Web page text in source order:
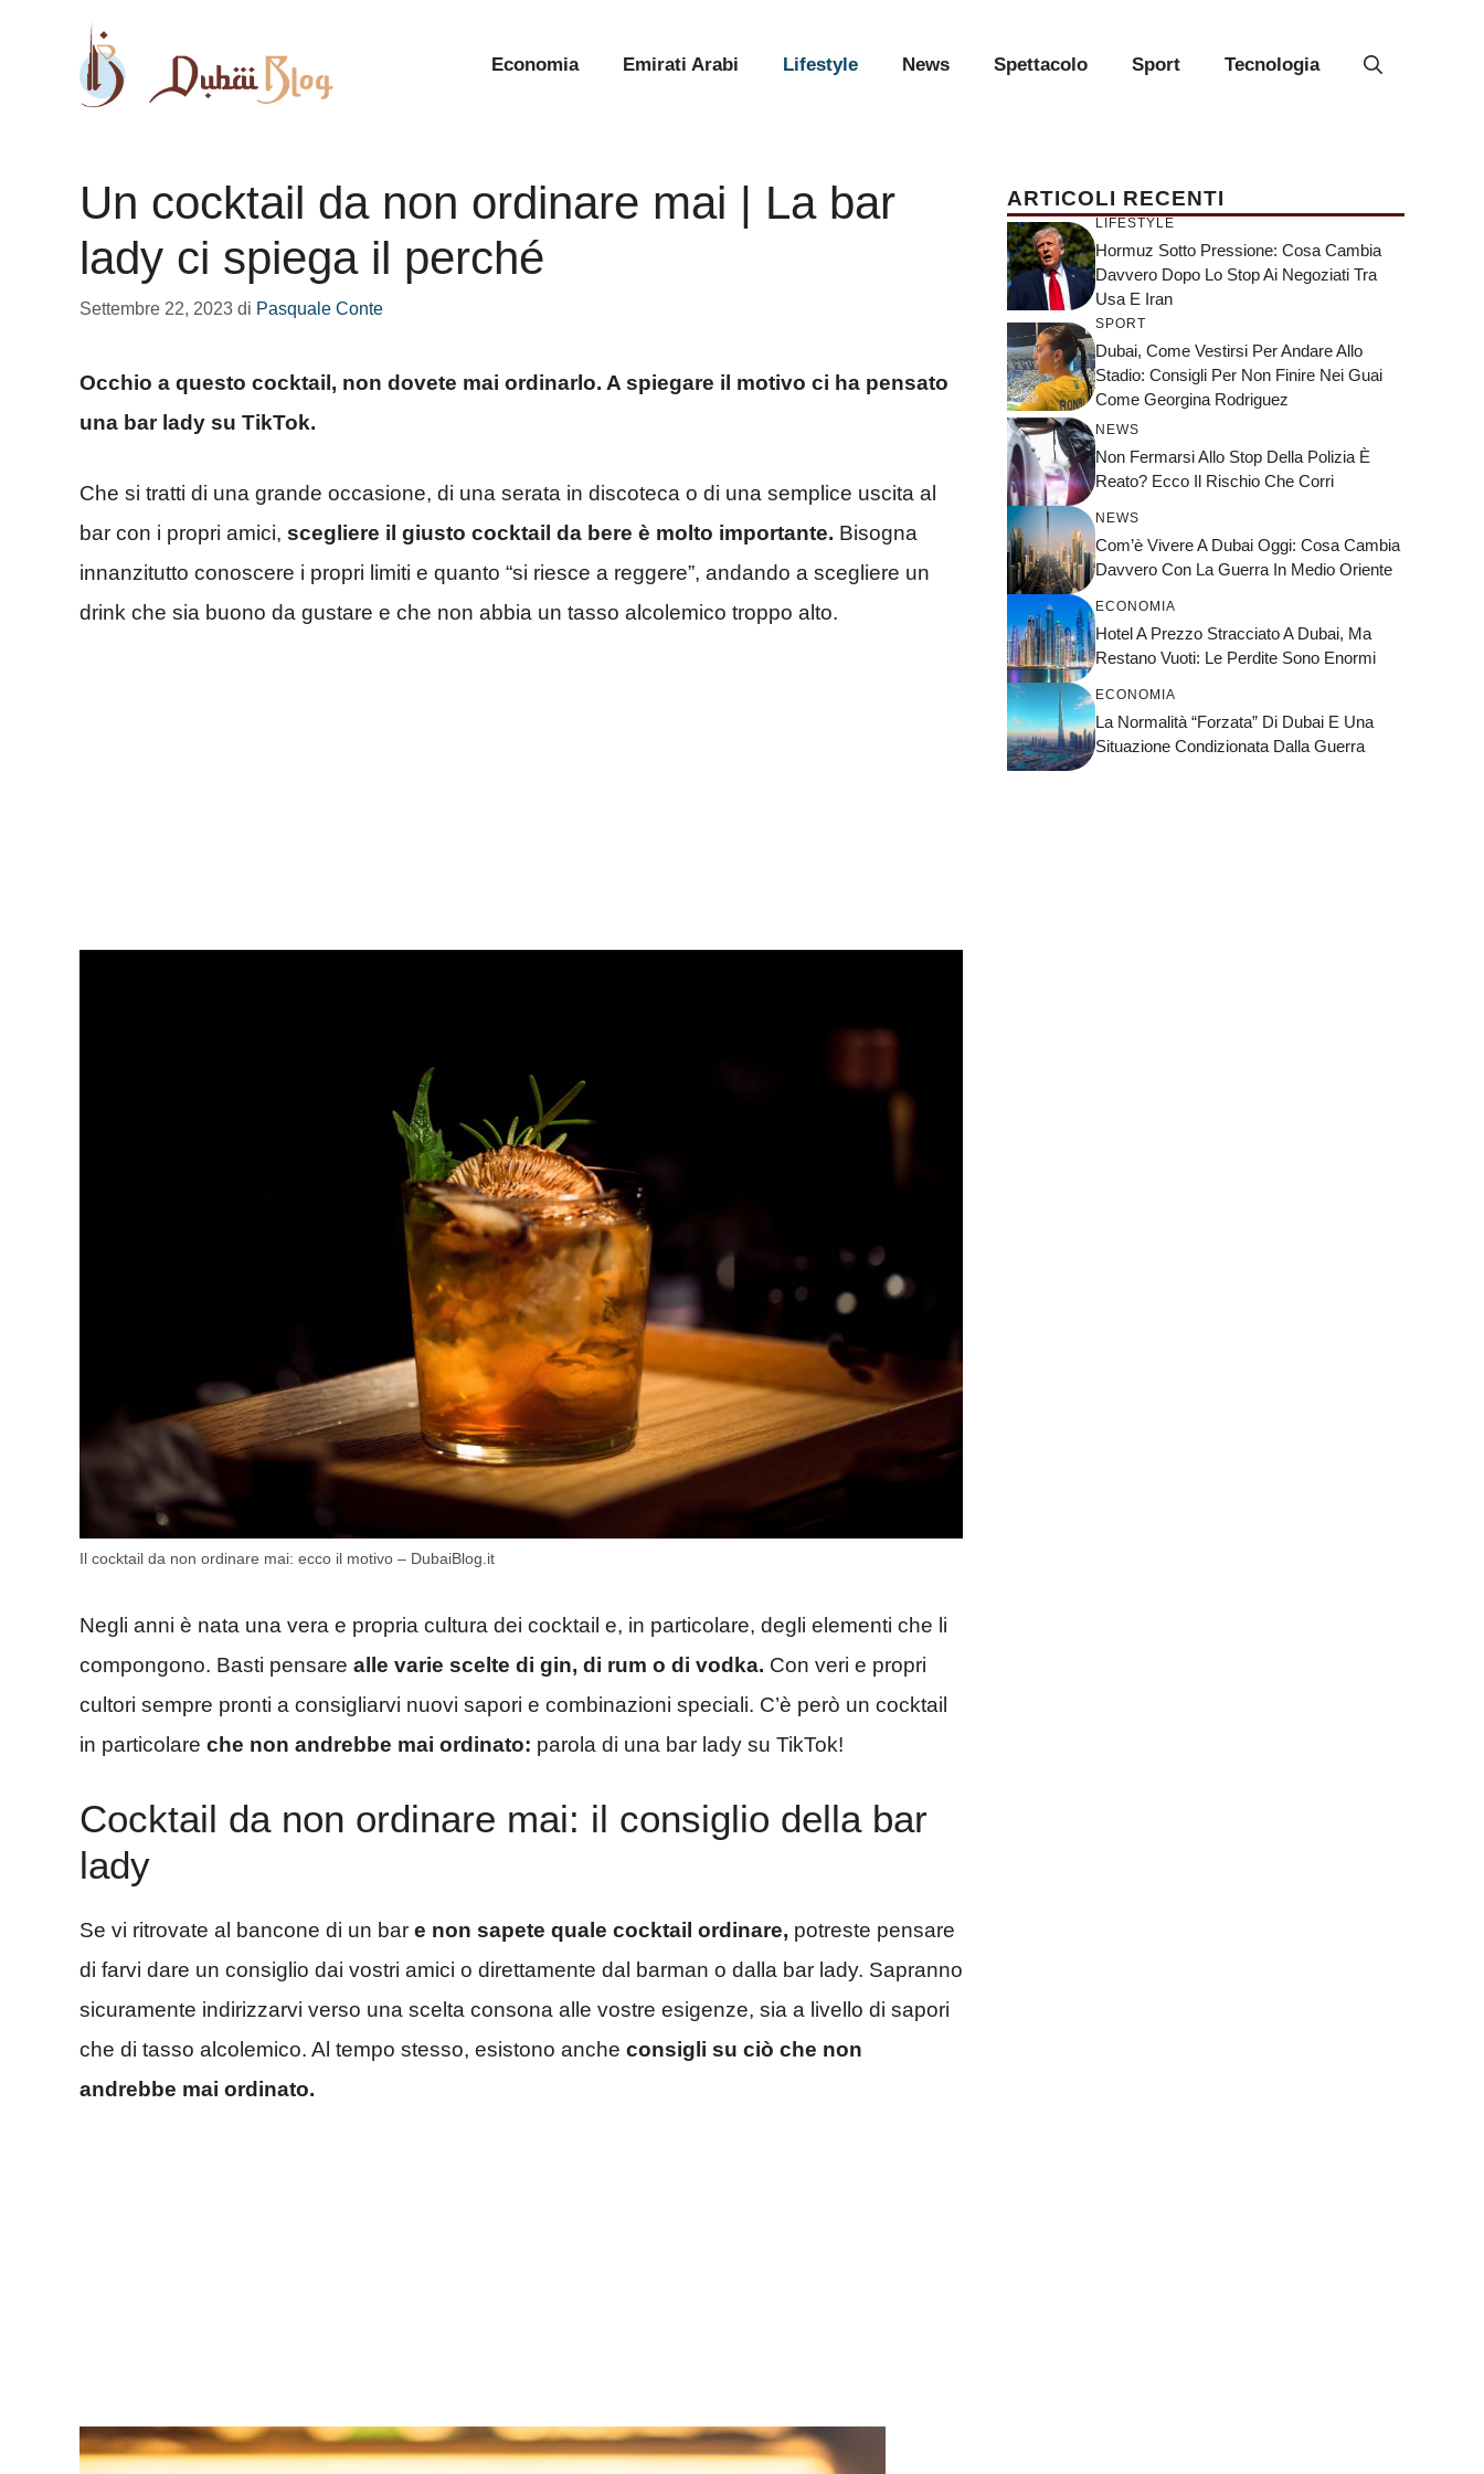
contenuto
Economia Emirati Arabi Lifestyle News Spettacolo Sport Tecnologia
Un cocktail da non ordinare mai | La bar
lady ci spiega il perché
Settembre 22, 2023 di Pasquale Conte
Occhio a questo cocktail, non dovete mai ordinarlo. A spiegare il motivo ci ha pensato
una bar lady su TikTok.
Che si tratti di una grande occasione, di una serata in discoteca o di una semplice uscita al
bar con i propri amici, scegliere il giusto cocktail da bere è molto importante. Bisogna
innanzitutto conoscere i propri limiti e quanto “si riesce a reggere”, andando a scegliere un
drink che sia buono da gustare e che non abbia un tasso alcolemico troppo alto.
Il cocktail da non ordinare mai: ecco il motivo – DubaiBlog.it
Negli anni è nata una vera e propria cultura dei cocktail e, in particolare, degli elementi che li
compongono. Basti pensare alle varie scelte di gin, di rum o di vodka. Con veri e propri
cultori sempre pronti a consigliarvi nuovi sapori e combinazioni speciali. C’è però un cocktail
in particolare che non andrebbe mai ordinato: parola di una bar lady su TikTok!
Cocktail da non ordinare mai: il consiglio della bar
lady
Se vi ritrovate al bancone di un bar e non sapete quale cocktail ordinare, potreste pensare
di farvi dare un consiglio dai vostri amici o direttamente dal barman o dalla bar lady. Sapranno
sicuramente indirizzarvi verso una scelta consona alle vostre esigenze, sia a livello di sapori
che di tasso alcolemico. Al tempo stesso, esistono anche consigli su ciò che non
andrebbe mai ordinato.
ARTICOLI RECENTI
LIFESTYLE
Hormuz Sotto Pressione: Cosa Cambia
Davvero Dopo Lo Stop Ai Negoziati Tra
Usa E Iran
SPORT
Dubai, Come Vestirsi Per Andare Allo
Stadio: Consigli Per Non Finire Nei Guai
Come Georgina Rodriguez
NEWS
Non Fermarsi Allo Stop Della Polizia È
Reato? Ecco Il Rischio Che Corri
NEWS
Com’è Vivere A Dubai Oggi: Cosa Cambia
Davvero Con La Guerra In Medio Oriente
ECONOMIA
Hotel A Prezzo Stracciato A Dubai, Ma
Restano Vuoti: Le Perdite Sono Enormi
ECONOMIA
La Normalità “forzata” Di Dubai E Una
Situazione Condizionata Dalla Guerra